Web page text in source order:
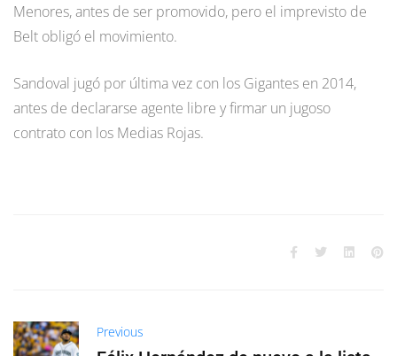
Menores, antes de ser promovido, pero el imprevisto de
Belt obligó el movimiento.
Sandoval jugó por última vez con los Gigantes en 2014,
antes de declararse agente libre y firmar un jugoso
contrato con los Medias Rojas.
Previous